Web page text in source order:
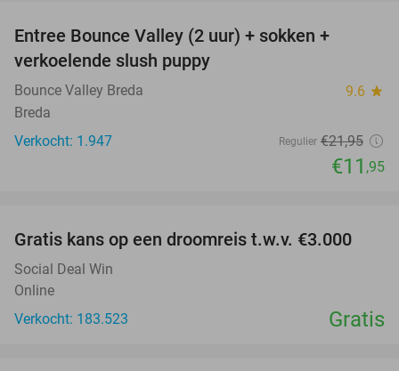
Entree Bounce Valley (2 uur) + sokken +
verkoelende slush puppy
Bounce Valley Breda 9.6 star
Breda
Verkocht: 1.947
Regulier €21,95
€11 ,95
Gratis kans op een droomreis t.w.v. €3.000
Social Deal Win
Online
Verkocht: 183.523
Gratis